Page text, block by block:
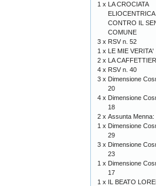
1 x LA CROCIATA
ELIOCENTRICA
CONTRO IL
COMUNE
3 x RSV n. 52
1 x LE MIE VERITA'
2 x LA
4 x RSV n. 40
3 x Dimensione
20
4 x Dimensione
18
2 x Assunta Menna:
1 x Dimensione
29
3 x Dimensione
23
1 x Dimensione
17
1 x IL BEATO